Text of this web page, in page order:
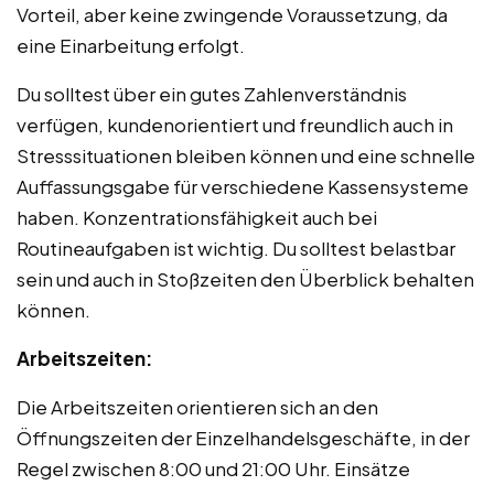
Vorteil, aber keine zwingende Voraussetzung, da
eine Einarbeitung erfolgt.
Du solltest über ein gutes Zahlenverständnis
verfügen, kundenorientiert und freundlich auch in
Stresssituationen bleiben können und eine schnelle
Auffassungsgabe für verschiedene Kassensysteme
haben. Konzentrationsfähigkeit auch bei
Routineaufgaben ist wichtig. Du solltest belastbar
sein und auch in Stoßzeiten den Überblick behalten
können.
Arbeitszeiten:
Die Arbeitszeiten orientieren sich an den
Öffnungszeiten der Einzelhandelsgeschäfte, in der
Regel zwischen 8:00 und 21:00 Uhr. Einsätze